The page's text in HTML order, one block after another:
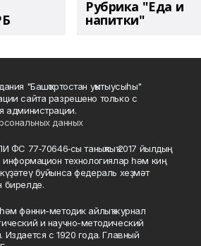
Рубрика "Еда и
напитки"
"Башҡортостан уҡытыусыһы"
сайта разрешено только с
администрации.
данных
ФС 77‑70646‑сы таныҡлыҡ 2017 йылдың
технологиялар һәм киң
буйынса федераль хеҙмәт
бирелде.
фәнни-методик айлыҡ журнал
и научно-методический
с 1920 года. Главный